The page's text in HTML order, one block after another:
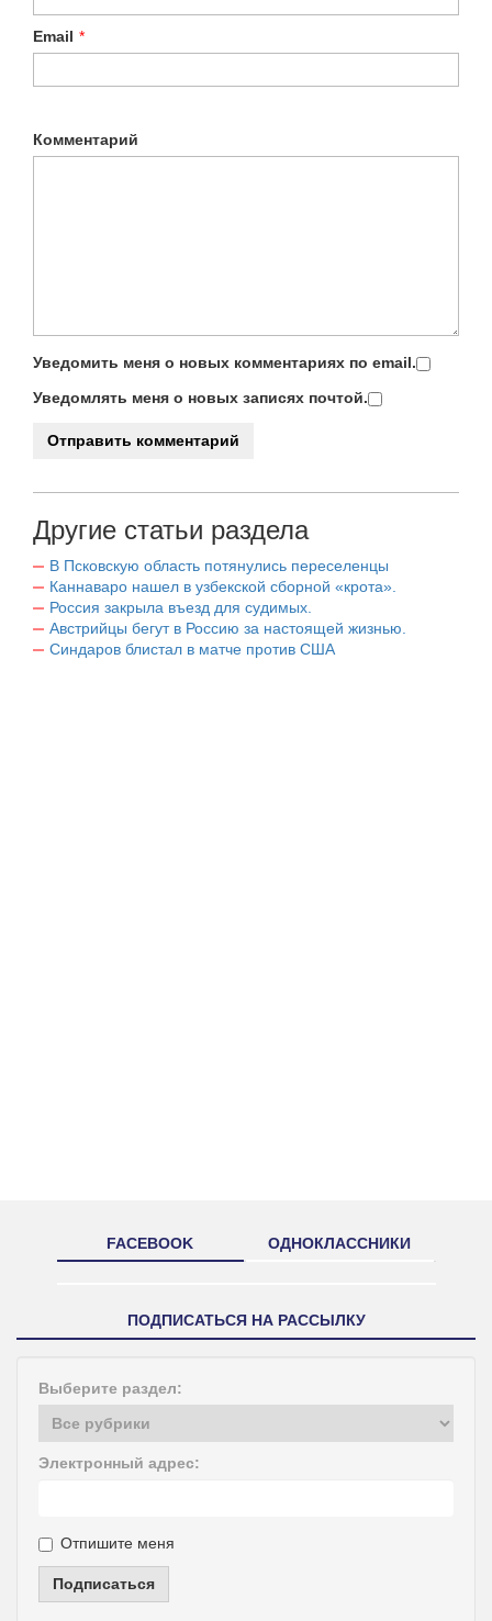
Email *
Комментарий
Уведомить меня о новых комментариях по email.
Уведомлять меня о новых записях почтой.
Другие статьи раздела
В Псковскую область потянулись переселенцы
Каннаваро нашел в узбекской сборной «крота».
Россия закрыла въезд для судимых.
Австрийцы бегут в Россию за настоящей жизнью.
Синдаров блистал в матче против США
FACEBOOK ОДНОКЛАССНИКИ
ПОДПИСАТЬСЯ НА РАССЫЛКУ
Выберите раздел:
Электронный адрес:
Отпишите меня
Подписаться